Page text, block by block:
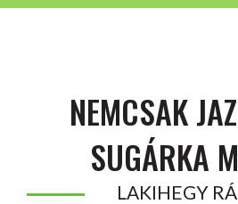
NEMCSAK
SUGÁRKA
LAKIHEGY